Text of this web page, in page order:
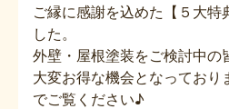
ご縁に感謝を込めた【５大特
した。
外壁・屋根塗装をご検討中の
大変お得な機会となっており
でご覧ください♪